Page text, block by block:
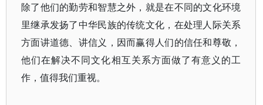
除了他们的勤劳和智慧之外，就是在不同的文化环境
里继承发扬了中华民族的传统文化，在处理人际关系
方面讲道德、讲信义，因而赢得人们的信任和尊敬，
他们在解决不同文化相互关系方面做了有意义的工
作，值得我们重视。